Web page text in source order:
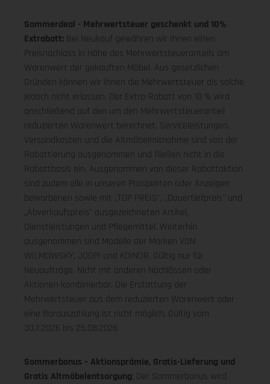
Sommerdeal - Mehrwertsteuer geschenkt und 10%
Extrabatt: Bei Neukauf gewähren wir Ihnen einen
Preisnachlass in Höhe des Mehrwertsteueranteils am
Warenwert der gekauften Möbel. Aus gesetzlichen
Gründen können wir Ihnen die Mehrwertsteuer als solche
jedoch nicht erlassen. Der Extra-Rabatt von 10 % wird
anschließend auf den um den Mehrwertsteueranteil
reduzierten Warenwert berechnet. Serviceleistungen,
Versandkosten und die Altmöbelmitnahme sind von der
Rabattierung ausgenommen und fließen nicht in die
Rabattbasis ein. Ausgenommen von dieser Rabattaktion
sind zudem alle in unseren Prospekten oder Anzeigen
beworbenen sowie mit „TOP PREIS", „Dauertiefpreis" und
„Abverkaufspreis" ausgezeichneten Artikel,
Dienstleistungen und Pflegemittel. Weiterhin
ausgenommen sind Modelle der Marken VON
WILMOWSKY, JOOP! und KOINOR. Gültig nur für
Neuaufträge. Nicht mit anderen Nachlässen oder
Aktionen kombinierbar. Die Erstattung der
Mehrwertsteuer aus dem reduzierten Warenwert oder
eine Barauszahlung ist nicht möglich. Gültig vom
30.7.2026 bis 25.08.2026
Sommerbonus – Aktionsprämie, Gratis-Lieferung und
Gratis Altmöbelentsorgung: Der Sommerbonus wird